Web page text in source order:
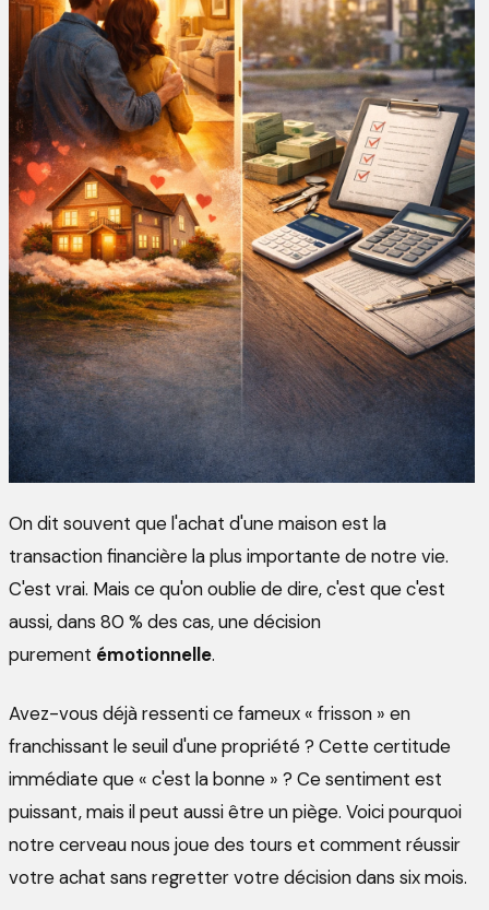
On dit souvent que l'achat d'une maison est la
transaction financière la plus importante de notre vie.
C'est vrai. Mais ce qu'on oublie de dire, c'est que c'est
aussi, dans 80 % des cas, une décision
purement émotionnelle.
Avez-vous déjà ressenti ce fameux « frisson » en
franchissant le seuil d'une propriété ? Cette certitude
immédiate que « c'est la bonne » ? Ce sentiment est
puissant, mais il peut aussi être un piège. Voici pourquoi
notre cerveau nous joue des tours et comment réussir
votre achat sans regretter votre décision dans six mois.